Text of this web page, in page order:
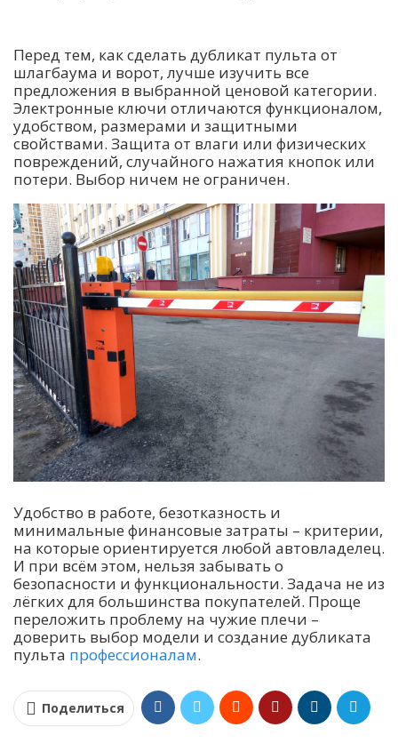
Перед тем, как сделать дубликат пульта от
шлагбаума и ворот, лучше изучить все
предложения в выбранной ценовой категории.
Электронные ключи отличаются функционалом,
удобством, размерами и защитными
свойствами. Защита от влаги или физических
повреждений, случайного нажатия кнопок или
потери. Выбор ничем не ограничен.
Удобство в работе, безотказность и
минимальные финансовые затраты – критерии,
на которые ориентируется любой автовладелец.
И при всём этом, нельзя забывать о
безопасности и функциональности. Задача не из
лёгких для большинства покупателей. Проще
переложить проблему на чужие плечи –
доверить выбор модели и создание дубликата
пульта профессионалам.
Поделиться